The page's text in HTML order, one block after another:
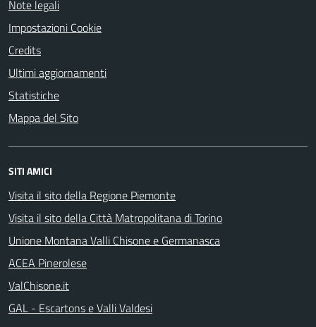
Note legali
Impostazioni Cookie
Credits
Ultimi aggiornamenti
Statistiche
Mappa del Sito
SITI AMICI
Visita il sito della Regione Piemonte
Visita il sito della Città Matropolitana di Torino
Unione Montana Valli Chisone e Germanasca
ACEA Pinerolese
ValChisone.it
GAL - Escartons e Valli Valdesi